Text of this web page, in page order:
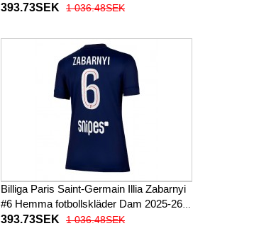
2025-26 Kortärmad
393.73SEK 1 036.48SEK
Billiga Paris Saint-Germain Illia Zabarnyi
#6 Hemma fotbollskläder Dam 2025-26
Kortärmad
393.73SEK 1 036.48SEK